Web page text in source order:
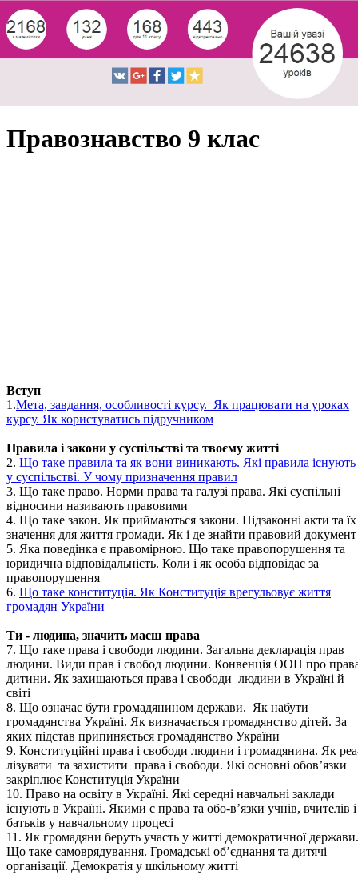
Правознавство 9 клас
Вступ
1.Мета, завдання, особливості курсу. Як працювати на уроках
курсу. Як користуватись підручником
Правила і закони у суспільстві та твоєму житті
2. Що таке правила та як вони виникають. Які правила існують
у суспільстві. У чому призначення правил
3. Що таке право. Норми права та галузі права. Які суспільні
відносини називають правовими
4. Що таке закон. Як приймаються закони. Підзаконні акти та їх
значення для життя громади. Як і де знайти правовий документ
5. Яка поведінка є правомірною. Що таке правопорушення та
юридична відповідальність. Коли і як особа відповідає за
правопорушення
6. Що таке конституція. Як Конституція врегульовує життя
громадян України
Ти - людина, значить маєш права
7. Що таке права і свободи людини. Загальна декларація прав
людини. Види прав і свобод людини. Конвенція ООН про
дитини. Як захищаються права і свободи людини в Україні й
світі
8. Що означає бути громадянином держави. Як набути
громадянства Україні. Як визначається громадянство дітей. За
яких підстав припиняється громадянство України
9. Конституційні права і свободи людини і громадянина. Як
лізувати та захистити права і свободи. Які основні обов’язки
закріплює Конституція України
10. Право на освіту в Україні. Які середні навчальні заклади
існують в Україні. Якими є права та обо-в’язки учнів, вчителів і
батьків у навчальному процесі
11. Як громадяни беруть участь у житті демократичної держави.
Що таке самоврядування. Громадські об’єднання та дитячі
організації. Демократія у шкільному житті